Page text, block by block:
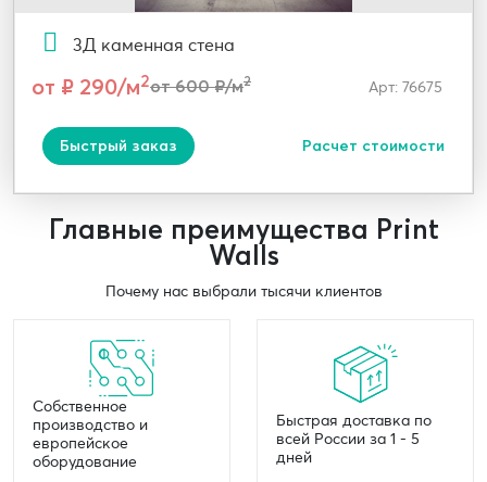
3Д каменная стена
от ₽ 290/м2от 600 ₽/м2 Арт: 76675
Быстрый заказ Расчет стоимости
Главные преимущества Print
Walls
Почему нас выбрали тысячи клиентов
Собственное
производство и
европейское
оборудование
Быстрая доставка по
всей России за 1 - 5
дней